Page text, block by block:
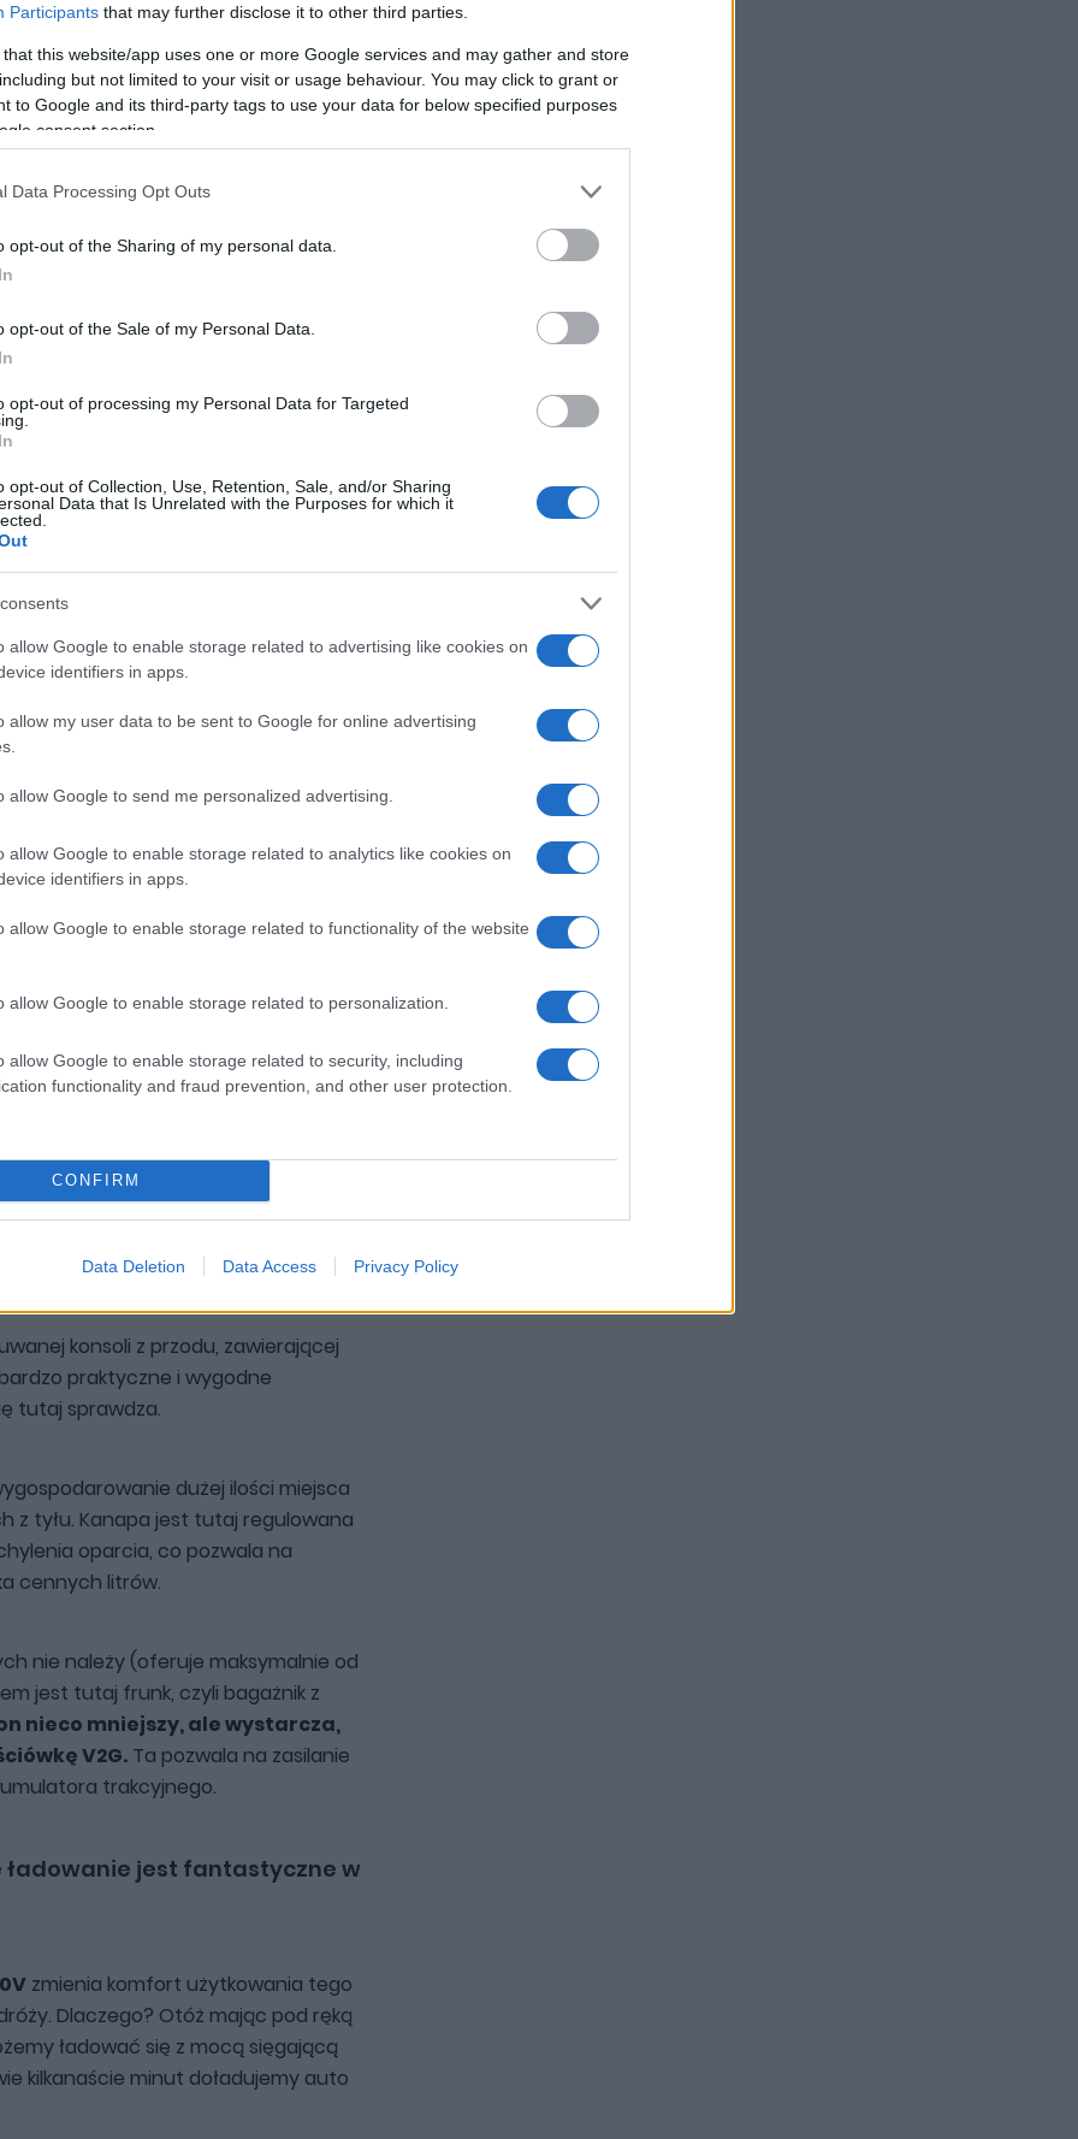
Participants that may further disclose it to other third parties.
that this website/app uses one or more Google services and may gather and store
but not limited to your visit or usage behaviour. You may click to grant or
to Google and its third-party tags to use your data for below specified purposes
consent section.
Data Processing Opt Outs
opt-out of the Sharing of my personal data.
opt-out of the Sale of my Personal Data.
opt-out of processing my Personal Data for Targeted
opt-out of Collection, Use, Retention, Sale, and/or Sharing
Data that Is Unrelated with the Purposes for which it
allow Google to enable storage related to advertising like cookies on
identifiers in apps.
allow my user data to be sent to Google for online advertising
allow Google to send me personalized advertising.
allow Google to enable storage related to analytics like cookies on
identifiers in apps.
allow Google to enable storage related to functionality of the website
allow Google to enable storage related to personalization.
allow Google to enable storage related to security, including
functionality and fraud prevention, and other user protection.
CONFIRM
Data Deletion Data Access Privacy Policy
zrozumienia tej kwoty należy
pierwsze.Przede wszystkim w
wszystko- od topowych
leżanki (i elektroniką), aż po
kierowcę.
pojawił się pakiet SUN z dachem
dopłaty) i Pakiet Tech (10 000
czołowych i asystent jazdy
cenę matowego lakieru Gravity
pasującego do charakteru tego auta.
inwestycji w IONIQ-u 5.
bardzo przemyślaną
ten samochód podeszli do
o wiele detali.Płaska powierzchnia
środkowym, pozwoliła na
kokpitu.
Zobacz 47 zdjęć
konsoli z przodu, zawierającej
praktyczne i wygodne
tutaj sprawdza.
dużej ilości miejsca
z tyłu. Kanapa jest tutaj regulowana
oparcia, co pozwala na
cennych litrów.
nie należy (oferuje maksymalnie od
jest tutaj frunk, czyli bagażnik z
nieco mniejszy, ale wystarcza,
V2G.Ta pozwala na zasilanie
trakcyjnego.
ładowanie jest fantastyczne w
zmienia komfort użytkowania tego
Dlaczego? Otóż mając pod ręką
ładować się z mocą sięgającą
kilkanaście minut doładujemy auto